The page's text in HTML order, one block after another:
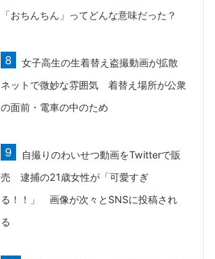
「おちんちん」ってどんな意味だった？
女子高生の生着替え盗撮動画が拡散
ネットで微妙な雰囲気 着替え場所が公衆
の面前・電車の中のため
自撮りのわいせつ動画をTwitterで販
売 逮捕の21歳女性が「可愛すぎ
る！！」 画像が次々とSNSに投稿され
る